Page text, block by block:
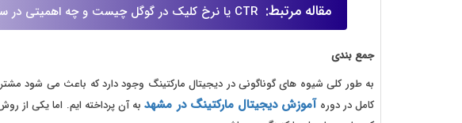
مقاله مرتبط:
جمع بندی
به طور کلی شیوه های گوناگونی در دیجیتال مارکتینگ وجود دارد که باعث می شود
کامل در دوره آموزش دیجیتال مارکتینگ در مشهدبه آن پرداخته ایم. اما یکی از